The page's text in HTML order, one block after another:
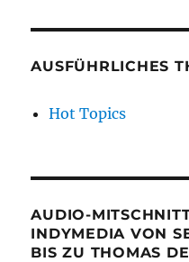
AUSFÜHRLICHES
Hot Topics
AUDIO-
INDYMEDIA VON
BIS ZU THOMAS